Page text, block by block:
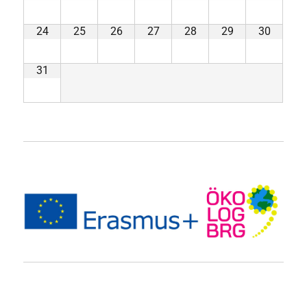
24 25 26 27 28 29 30
31